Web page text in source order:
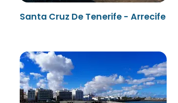
Santa Cruz De Tenerife - Arrecife